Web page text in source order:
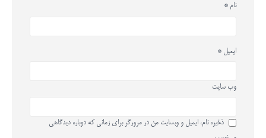
نام *
ایمیل *
وب‌ سایت
ذخیره نام، ایمیل و وبسایت من در مرورگر برای زمانی که دوباره دیدگاهی